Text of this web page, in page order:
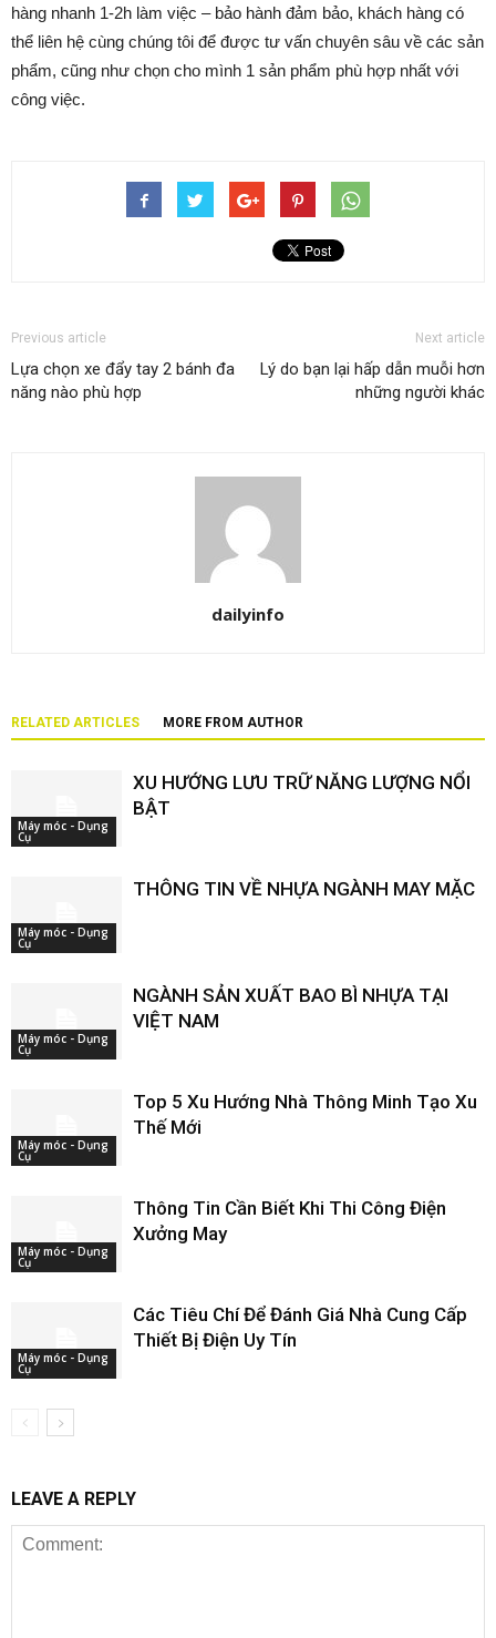
hàng nhanh 1-2h làm việc – bảo hành đảm bảo, khách hàng có
thể liên hệ cùng chúng tôi để được tư vấn chuyên sâu về các sản
phẩm, cũng như chọn cho mình 1 sản phẩm phù hợp nhất với
công việc.
Previous article
Lựa chọn xe đẩy tay 2 bánh đa
năng nào phù hợp
Next article
Lý do bạn lại hấp dẫn muỗi hơn
những người khác
dailyinfo
RELATED ARTICLES MORE FROM AUTHOR
Máy móc - Dụng
Cụ
XU HƯỚNG LƯU TRỮ NĂNG LƯỢNG NỔI
BẬT
Máy móc - Dụng
Cụ
THÔNG TIN VỀ NHỰA NGÀNH MAY MẶC
Máy móc - Dụng
Cụ
NGÀNH SẢN XUẤT BAO BÌ NHỰA TẠI
VIỆT NAM
Máy móc - Dụng
Cụ
Top 5 Xu Hướng Nhà Thông Minh Tạo Xu
Thế Mới
Máy móc - Dụng
Cụ
Thông Tin Cần Biết Khi Thi Công Điện
Xưởng May
Máy móc - Dụng
Cụ
Các Tiêu Chí Để Đánh Giá Nhà Cung Cấp
Thiết Bị Điện Uy Tín
LEAVE A REPLY